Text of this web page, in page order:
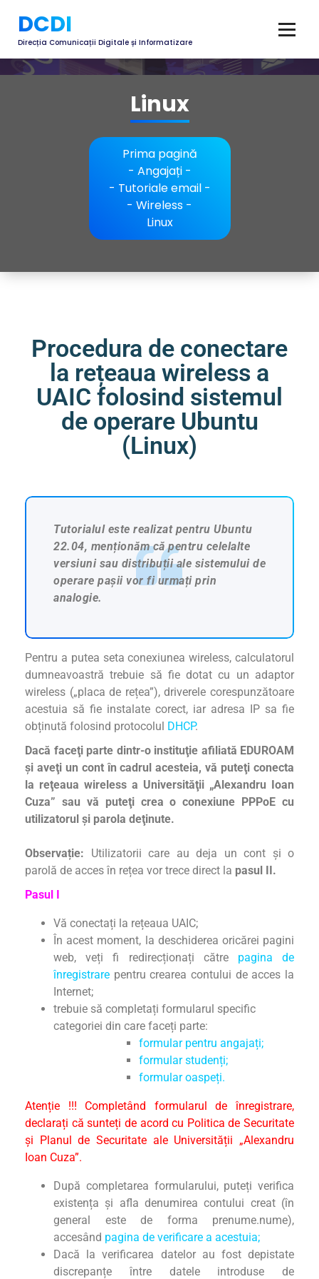
DCDI
Direcția Comunicații Digitale și Informatizare
Linux
Prima pagină
- Angajați-
- Tutoriale email-
- Wireless -
Linux
Procedura de conectare
la rețeaua wireless a
UAIC folosind sistemul
de operare Ubuntu
(Linux)
Tutorialul este realizat pentru Ubuntu
22.04, menționăm că pentru celelalte
versiuni sau distribuții ale sistemului de
operare pașii vor fi urmați prin
analogie.
Pentru a putea seta conexiunea wireless, calculatorul
dumneavoastră trebuie să fie dotat cu un adaptor
wireless („placa de rețea”), driverele corespunzătoare
acestuia să fie instalate corect, iar adresa IP sa fie
obținută folosind protocolul DHCP.
Dacă faceţi parte dintr-o instituţie afiliată EDUROAM
și aveţi un cont în cadrul acesteia, vă puteţi conecta
la reţeaua wireless a Universităţii „Alexandru Ioan
Cuza” sau vă puteţi crea o conexiune PPPoE cu
utilizatorul şi parola deţinute.
Observație: Utilizatorii care au deja un cont și o
parolă de acces în rețea vor trece direct la pasul II.
Pasul I
Vă conectați la rețeaua UAIC;
În acest moment, la deschiderea oricărei pagini
web, veți fi redirecționați către pagina de
înregistrare pentru crearea contului de acces la
Internet;
trebuie să completați formularul specific
categoriei din care faceți parte:
formular pentru angajați;
formular studenți;
formular oaspeți.
Atenție !!! Completând formularul de înregistrare,
declarați că sunteți de acord cu Politica de Securitate
și Planul de Securitate ale Universității „Alexandru
Ioan Cuza”.
După completarea formularului, puteți verifica
existența și afla denumirea contului creat (în
general este de forma prenume.nume),
accesând pagina de verificare a acestuia;
Dacă la verificarea datelor au fost depistate
discrepanțe între datele introduse de